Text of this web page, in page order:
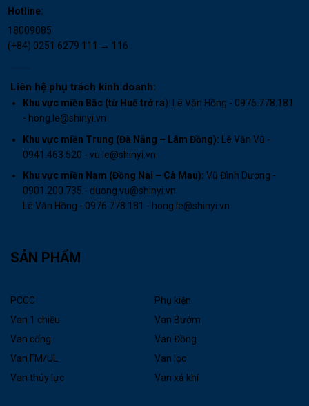
Hotline:
18009085
(+84) 0251 6279 111 → 116
Liên hệ phụ trách kinh doanh:
Khu vực miền Bắc (từ Huế trở ra): Lê Văn Hồng - 0976.778.181
- hong.le@shinyi.vn
Khu vực miền Trung (Đà Nẵng – Lâm Đồng): Lê Văn Vũ -
0941.463.520 - vu.le@shinyi.vn
Khu vực miền Nam (Đồng Nai – Cà Mau): Vũ Đình Dương -
0901.200.735 - duong.vu@shinyi.vn
Lê Văn Hồng - 0976.778.181 - hong.le@shinyi.vn
SẢN PHẨM
PCCC
Phụ kiện
Van 1 chiều
Van Bướm
Van cổng
Van Đồng
Van FM/UL
Van lọc
Van thủy lực
Van xả khí